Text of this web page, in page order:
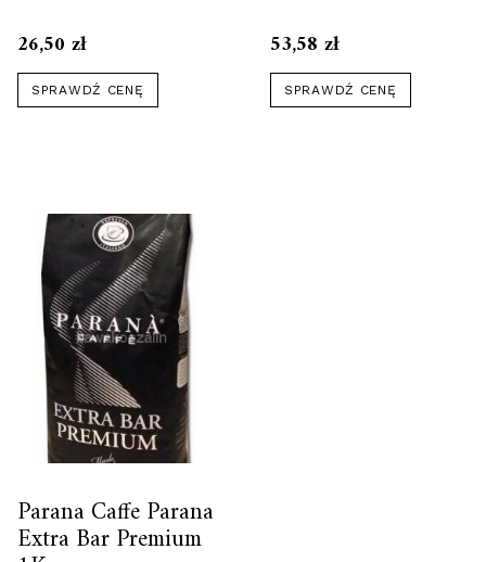
26,50 zł
SPRAWDŹ CENĘ
53,58 zł
SPRAWDŹ CENĘ
Parana Caffe Parana
Extra Bar Premium